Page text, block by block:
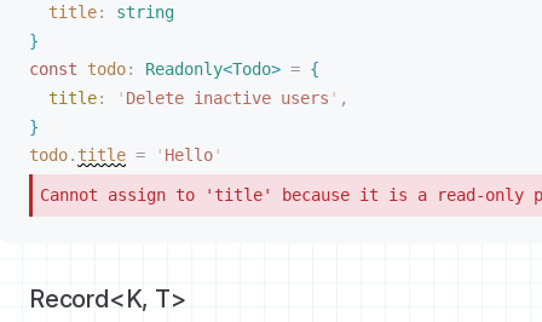
title: string
}
const todo: Readonly<Todo> = {
title: ' Delete inactive users ' ,
}
todo. title = ' Hello'
Cannot assign to 'title' because it is a read-only
Record<K, T>